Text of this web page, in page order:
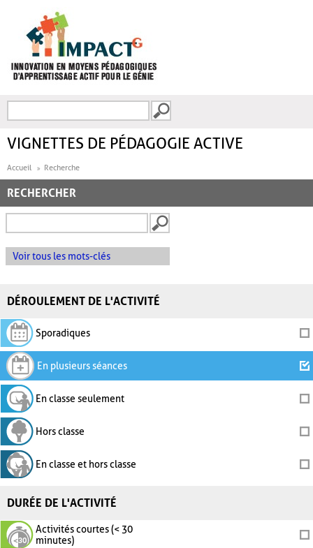
FORMULAIRE DE
VIGNETTES DE PÉDAGOGIE ACTIVE
Accueil Recherche
RECHERCHER
Voir tous les mots-clés
DÉROULEMENT DE L'ACTIVITÉ
Sporadiques
En plusieurs séances
En classe seulement
Hors classe
En classe et hors classe
DURÉE DE L'ACTIVITÉ
Activités courtes (< 30
minutes)